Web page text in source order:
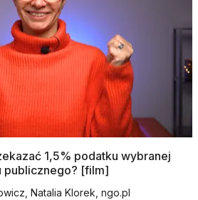
1,5% podatku wybranej
publicznego? [film]
Natalia Klorek, ngo.pl